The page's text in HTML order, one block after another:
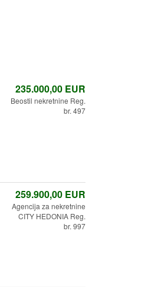
235.000,00EUR
Beostil nekretnine Reg.
br. 497
259.900,00EUR
Agencija za nekretnine
CITY HEDONIA Reg.
br. 997